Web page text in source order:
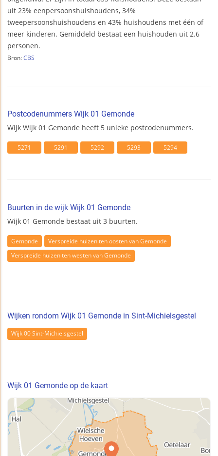
uit 23% eenpersoonshuishoudens, 34%
tweepersoonshuishoudens en 43% huishoudens met één of
meer kinderen. Gemiddeld bestaat een huishouden uit 2.6
personen.
Bron: CBS
Postcodenummers Wijk 01 Gemonde
Wijk Wijk 01 Gemonde heeft 5 unieke postcodenummers.
5271 5291 5292 5293 5294
Buurten in de wijk Wijk 01 Gemonde
Wijk 01 Gemonde bestaat uit 3 buurten.
Gemonde
Verspreide huizen ten oosten van Gemonde
Verspreide huizen ten westen van Gemonde
Wijken rondom Wijk 01 Gemonde in Sint-Michielsgestel
Wijk 00 Sint-Michielsgestel
Wijk 01 Gemonde op de kaart